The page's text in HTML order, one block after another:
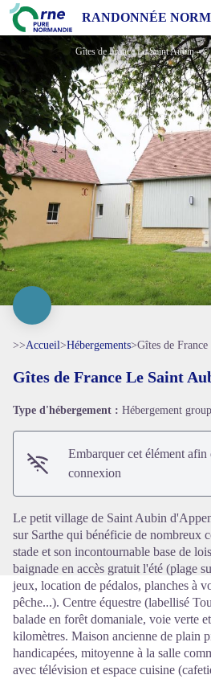
RANDONNÉE
Gîtes de France Le Saint Aubin
Voir
>>Accueil>Hébergements>Gîtes de
Gîtes de France Le Saint
Type d'hébergement : Hébergement
Embarquer cet élément
connexion
Le petit village de Saint Aubin
sur Sarthe qui bénéficie de nombreux
stade et son incontournable base de
baignade en accès gratuit l'été (plage
jeux, location de pédalos, planches à
pêche...). Centre équestre (labellisé
balade en forêt domaniale, voie verte
kilomètres. Maison ancienne de plain
handicapées, mitoyenne à la salle
avec télévision et espace cuisine